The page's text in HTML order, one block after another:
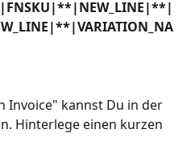
Invoice" kannst Du in der
Hinterlege einen kurzen